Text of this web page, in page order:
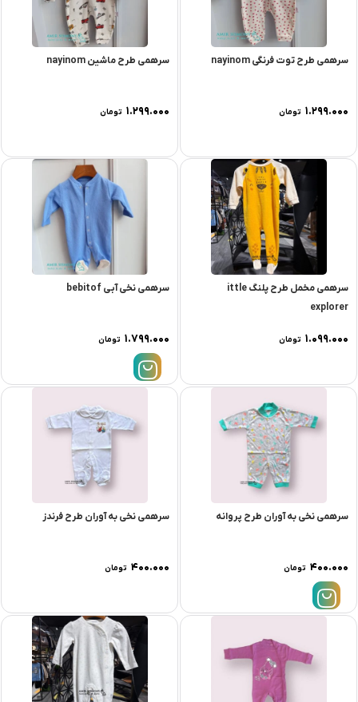
سرهمی طرح توت فرنگی nayinom
۱.۲۹۹.۰۰۰ تومان
سرهمی طرح ماشین nayinom
۱.۲۹۹.۰۰۰ تومان
سرهمی مخمل طرح پلنگ ittle
explorer
۱.۰۹۹.۰۰۰ تومان
سرهمی نخی آبی bebitof
۱.۷۹۹.۰۰۰ تومان
سرهمی نخی به آوران طرح پروانه
۴۰۰.۰۰۰ تومان
سرهمی نخی به آوران طرح فرندز
۴۰۰.۰۰۰ تومان